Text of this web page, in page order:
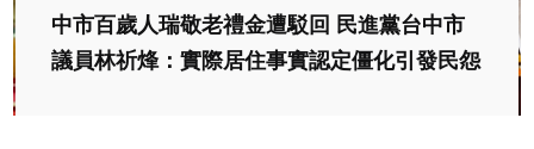
中市百歲人瑞敬老禮金遭駁回 民進黨台中市
議員林祈烽：實際居住事實認定僵化引發民怨